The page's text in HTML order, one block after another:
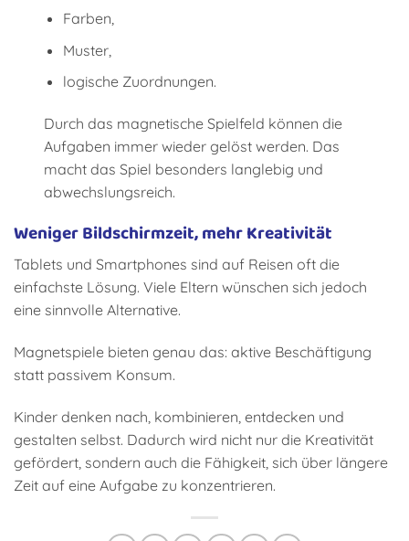
Farben,
Muster,
logische Zuordnungen.
Durch das magnetische Spielfeld können die
Aufgaben immer wieder gelöst werden. Das
macht das Spiel besonders langlebig und
abwechslungsreich.
Weniger Bildschirmzeit, mehr Kreativität
Tablets und Smartphones sind auf Reisen oft die
einfachste Lösung. Viele Eltern wünschen sich jedoch
eine sinnvolle Alternative.
Magnetspiele bieten genau das: aktive Beschäftigung
statt passivem Konsum.
Kinder denken nach, kombinieren, entdecken und
gestalten selbst. Dadurch wird nicht nur die Kreativität
gefördert, sondern auch die Fähigkeit, sich über längere
Zeit auf eine Aufgabe zu konzentrieren.